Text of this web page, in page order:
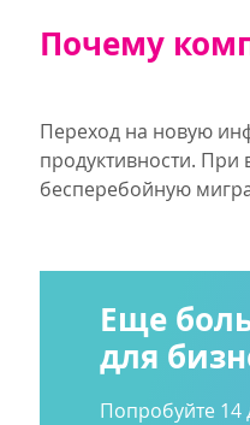
Почему
Переход на новую
продуктивности.
бесперебойную
Еще
для
Попробуйте 14